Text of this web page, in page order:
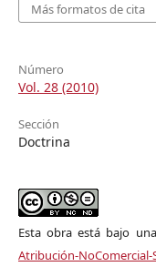
Más formatos de cita
Número
Vol. 28 (2010)
Sección
Doctrina
Esta obra está bajo
Atribución-NoComercial-